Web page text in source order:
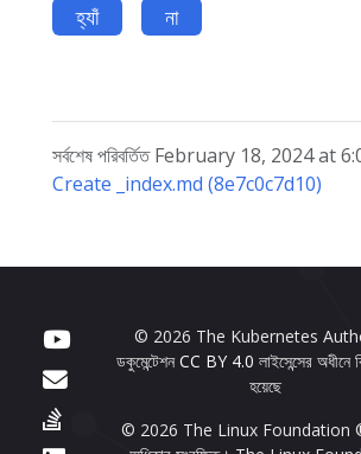
হ্যাঁ না
সর্বশেষ পরিবর্তিত February 18, 2024 at
Create _index.md (8e7c0c7d10)
© 2026 The Kubernetes
ডকুমেন্টেশনCC BY 4.0 লাইসেন্সের অধীনে
হয়েছে
© 2026 The Linux Foundation